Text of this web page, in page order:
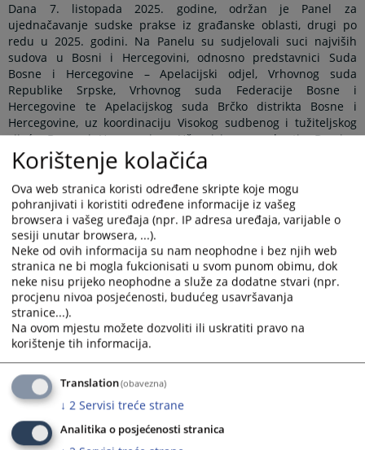
Dana 7. listopada 2025. godine, održan je Panel za
ujednačavanje sudske prakse iz građanske oblasti, drugi po
redu u 2025. godini. Na Panelu su sudjelovali suci najviših
sudova u Bosni i Hercegovini, odnosno predstavnici Suda
Bosne i Hercegovine – Apelacijski odjel, Vrhovnog suda
Republike Srpske, Vrhovnog suda Federacije Bosne i
Hercegovine te Apelacijskog suda Brčko distrikta Bosne i
Hercegovine, uz koordinaciju Visokog sudbenog i tužiteljskog
vijeća Bosne i Hercegovine. Učesnicima se obratio Damjan
Kaurinović, predsjednik Apelacijskog suda Brčko distrikta BiH
kao suda domaćina ovog sastanka, te naglasio značaj Panela
kao mehanizma za ujednačavanje sudske prakse na nivou
države, a radi osiguranja pravne sigurnosti i jednakosti pred
zakonom građana Bosne i Hercegovine.
Na sastanku je usvojen zapisnik sa prethodnog sastanka
Panela iz građanske oblasti koji je održan 10.6.2025. godine u
Vrhovnom sudu Republike Srpske, kada su diskutirane teme:
„Da li se radi o otklonjivom ili neotklonjivom nedostatku u
situaciji kada je označeni tuženi umro prije podnošenja tužbe“,
„Trasirana i sopstvena mjenica (Valjanost sopstvene mjenice
izdate na blanketu trasirane mjenice)“ i „Elementi mjenice i
pravna valjanost mjenice“. Povodom ovih tema usuglašena su
pravna shvaćanja koja su verificirana unutar Panel sudova.
Sukladno Pravilima o radu Panela, shvaćanja će biti objavljena
na znanje ne samo pravosudnoj zajednici, nego i široj javnosti,
nakon što se obrazloženja pravnih shvaćanja pripreme i
verificiraju od strane Panel sudova.
Korištenje kolačića
Ova web stranica koristi određene skripte koje mogu
pohranjivati i koristiti određene informacije iz vašeg
browsera i vašeg uređaja (npr. IP adresa uređaja, varijable o
sesiji unutar browsera, ...).
Neke od ovih informacija su nam neophodne i bez njih web
stranica ne bi mogla fukcionisati u svom punom obimu, dok
neke nisu prijeko neophodne a služe za dodatne stvari (npr.
procjenu nivoa posjećenosti, budućeg usavršavanja
stranice...).
Na ovom mjestu možete dozvoliti ili uskratiti pravo na
korištenje tih informacija.
Translation(obavezna)
↓ 2 Servisi treće strane
Analitika o posjećenosti stranica